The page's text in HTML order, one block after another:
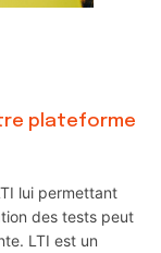
plateforme
lui permettant
des tests peut
LTI est un